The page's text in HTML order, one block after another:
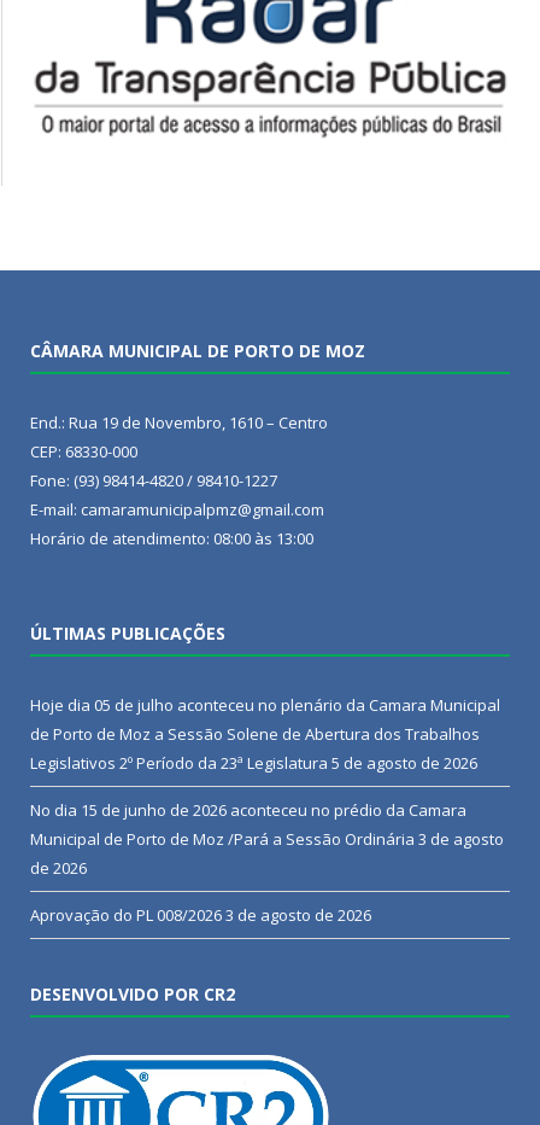
CÂMARA MUNICIPAL DE PORTO DE MOZ
End.: Rua 19 de Novembro, 1610 – Centro
CEP: 68330-000
Fone: (93) 98414-4820 / 98410-1227
E-mail: camaramunicipalpmz@gmail.com
Horário de atendimento: 08:00 às 13:00
ÚLTIMAS PUBLICAÇÕES
Hoje dia 05 de julho aconteceu no plenário da Camara Municipal
de Porto de Moz a Sessão Solene de Abertura dos Trabalhos
Legislativos 2º Período da 23ª Legislatura 5 de agosto de 2026
No dia 15 de junho de 2026 aconteceu no prédio da Camara
Municipal de Porto de Moz /Pará a Sessão Ordinária 3 de agosto
de 2026
Aprovação do PL 008/20263 de agosto de 2026
DESENVOLVIDO POR CR2